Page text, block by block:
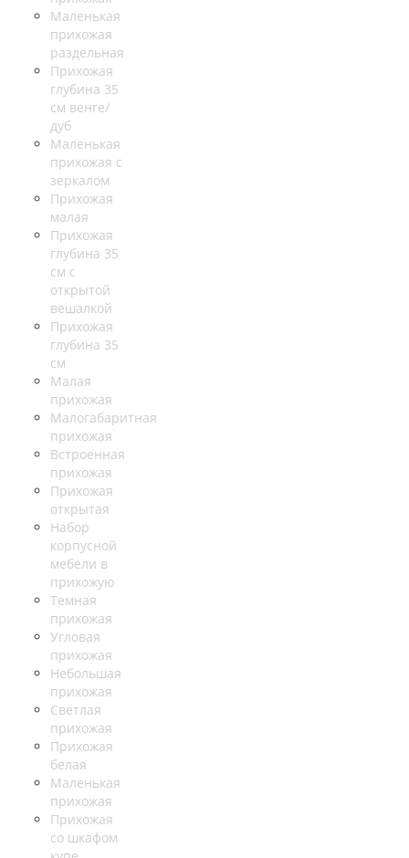
Маленькая
прихожая
раздельная
Прихожая
глубина 35
см венге/
дуб
Маленькая
прихожая с
зеркалом
Прихожая
малая
Прихожая
глубина 35
см с
открытой
вешалкой
Прихожая
глубина 35
см
Малая
прихожая
Малогабаритная
прихожая
Встроенная
прихожая
Прихожая
открытая
Набор
корпусной
мебели в
прихожую
Темная
прихожая
Угловая
прихожая
Небольшая
прихожая
Светлая
прихожая
Прихожая
белая
Маленькая
прихожая
Прихожая
со шкафом